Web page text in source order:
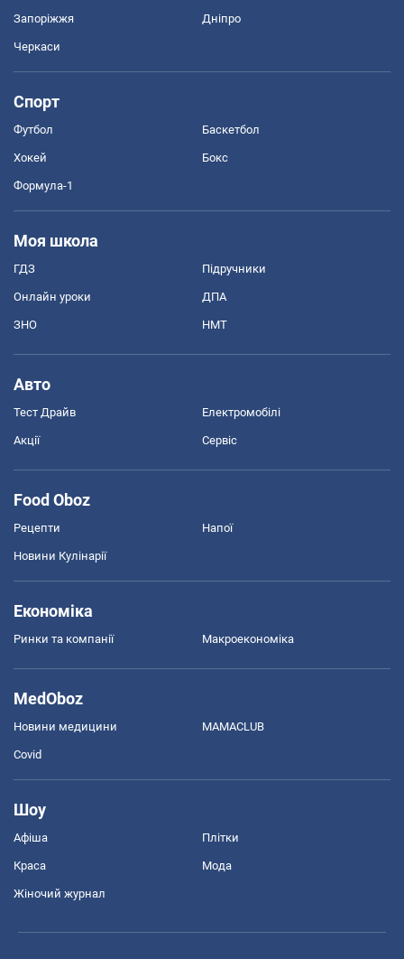
Запоріжжя Дніпро
Черкаси
Спорт
Футбол Баскетбол
Хокей Бокс
Формула-1
Моя школа
ГДЗ Підручники
Онлайн уроки ДПА
ЗНО НМТ
Авто
Тест Драйв Електромобілі
Акції Сервіс
Food Oboz
Рецепти Напої
Новини Кулінарії
Економіка
Ринки та компанії Макроекономіка
MedOboz
Новини медицини MAMACLUB
Covid
Шоу
Афіша Плітки
Краса Мода
Жіночий журнал